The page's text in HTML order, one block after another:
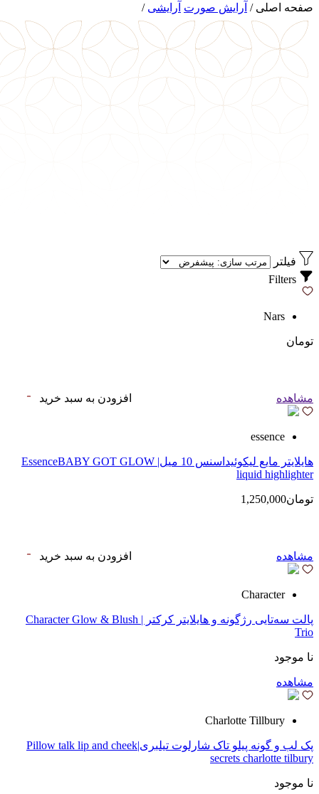
صفحه اصلی / آرایش صورت آرایشی /
فیلتر
Nars
تومان
مشاهده افزودن به سبد خرید
essence
هایلایتر مایع‌ لیکوئیداسنس 10 میل| EssenceBABY GOT GLOW
liquid highlighter
تومان1,250,000
مشاهده افزودن به سبد خرید
Character
پالت سه‌تایی رژگونه و هایلایتر کرکتر | Character Glow & Blush
Trio
نا موجود
مشاهده
Charlotte Tillbury
پک لب و گونه پیلو تاک شارلوت تیلبری|Pillow talk lip and cheek
secrets charlotte tilbury
نا موجود